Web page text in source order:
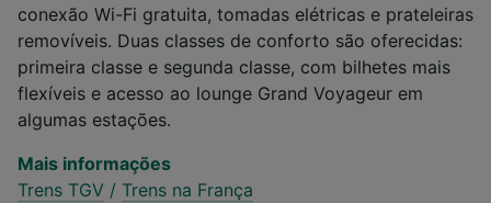
conexão Wi-Fi gratuita, tomadas elétricas e prateleiras
removíveis. Duas classes de conforto são oferecidas:
primeira classe e segunda classe, com bilhetes mais
flexíveis e acesso ao lounge Grand Voyageur em
algumas estações.
Mais informações
Trens TGV / Trens na França